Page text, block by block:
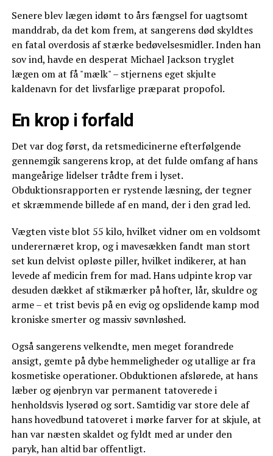
Senere blev lægen idømt to års fængsel for uagtsomt
manddrab, da det kom frem, at sangerens død skyldtes
en fatal overdosis af stærke bedøvelsesmidler. Inden han
sov ind, havde en desperat Michael Jackson tryglet
lægen om at få "mælk" – stjernens eget skjulte
kaldenavn for det livsfarlige præparat propofol.
En krop i forfald
Det var dog først, da retsmedicinerne efterfølgende
gennemgik sangerens krop, at det fulde omfang af hans
mangeårige lidelser trådte frem i lyset.
Obduktionsrapporten er rystende læsning, der tegner
et skræmmende billede af en mand, der i den grad led.
Vægten viste blot 55 kilo, hvilket vidner om en voldsomt
underernæret krop, og i mavesækken fandt man stort
set kun delvist opløste piller, hvilket indikerer, at han
levede af medicin frem for mad. Hans udpinte krop var
desuden dækket af stikmærker på hofter, lår, skuldre og
arme – et trist bevis på en evig og opslidende kamp mod
kroniske smerter og massiv søvnløshed.
Også sangerens velkendte, men meget forandrede
ansigt, gemte på dybe hemmeligheder og utallige ar fra
kosmetiske operationer. Obduktionen afslørede, at hans
læber og øjenbryn var permanent tatoverede i
henholdsvis lyserød og sort. Samtidig var store dele af
hans hovedbund tatoveret i mørke farver for at skjule, at
han var næsten skaldet og fyldt med ar under den
paryk, han altid bar offentligt.